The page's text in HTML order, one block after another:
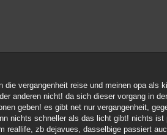
vergangenheit reise und meinen opa als
anderen nicht! da sich dieser vorgang in
geben! es gibt net nur vergangenheit,
nichts schneller als das licht gibt! nichts
reallife, zb dejavues, dasselbige passiert